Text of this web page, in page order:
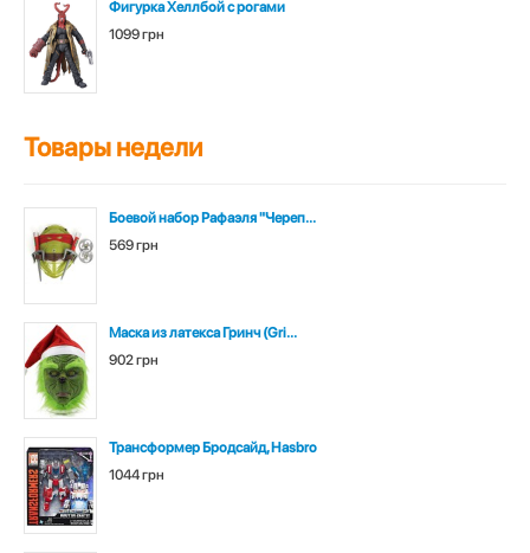
Фигурка Хеллбой с рогами
1099 грн
Товары недели
Боевой набор Рафаэля "Череп...
569 грн
Маска из латекса Гринч (Gri...
902 грн
Трансформер Бродсайд, Hasbro
1044 грн